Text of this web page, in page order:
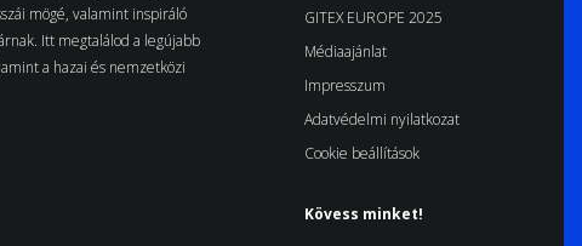
mögé, valamint inspiráló
Itt megtalálod a legújabb
a hazai és nemzetközi
GITEX EUROPE 2025
Médiaajánlat
Impresszum
Adatvédelmi nyilatkozat
Cookie beállítások
Kövess minket!